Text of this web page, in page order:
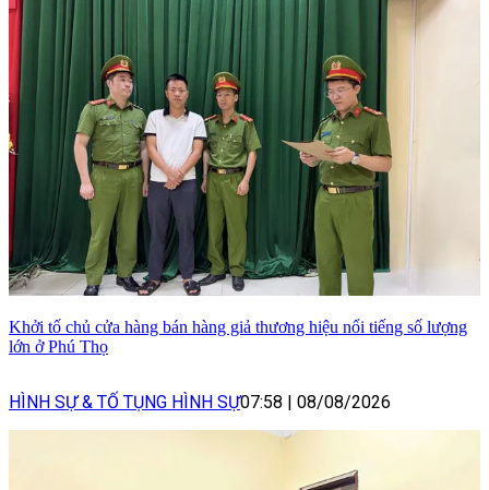
Khởi tố chủ cửa hàng bán hàng giả thương hiệu nổi tiếng số lượng
lớn ở Phú Thọ
HÌNH SỰ & TỐ TỤNG HÌNH SỰ07:58 | 08/08/2026